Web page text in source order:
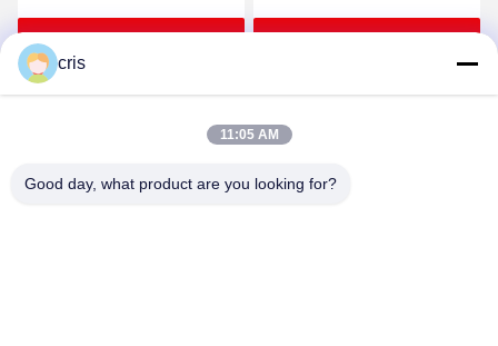
Erhalten Sie besten Preis
cris
11:05 AM
Good day, what product are you looking for?